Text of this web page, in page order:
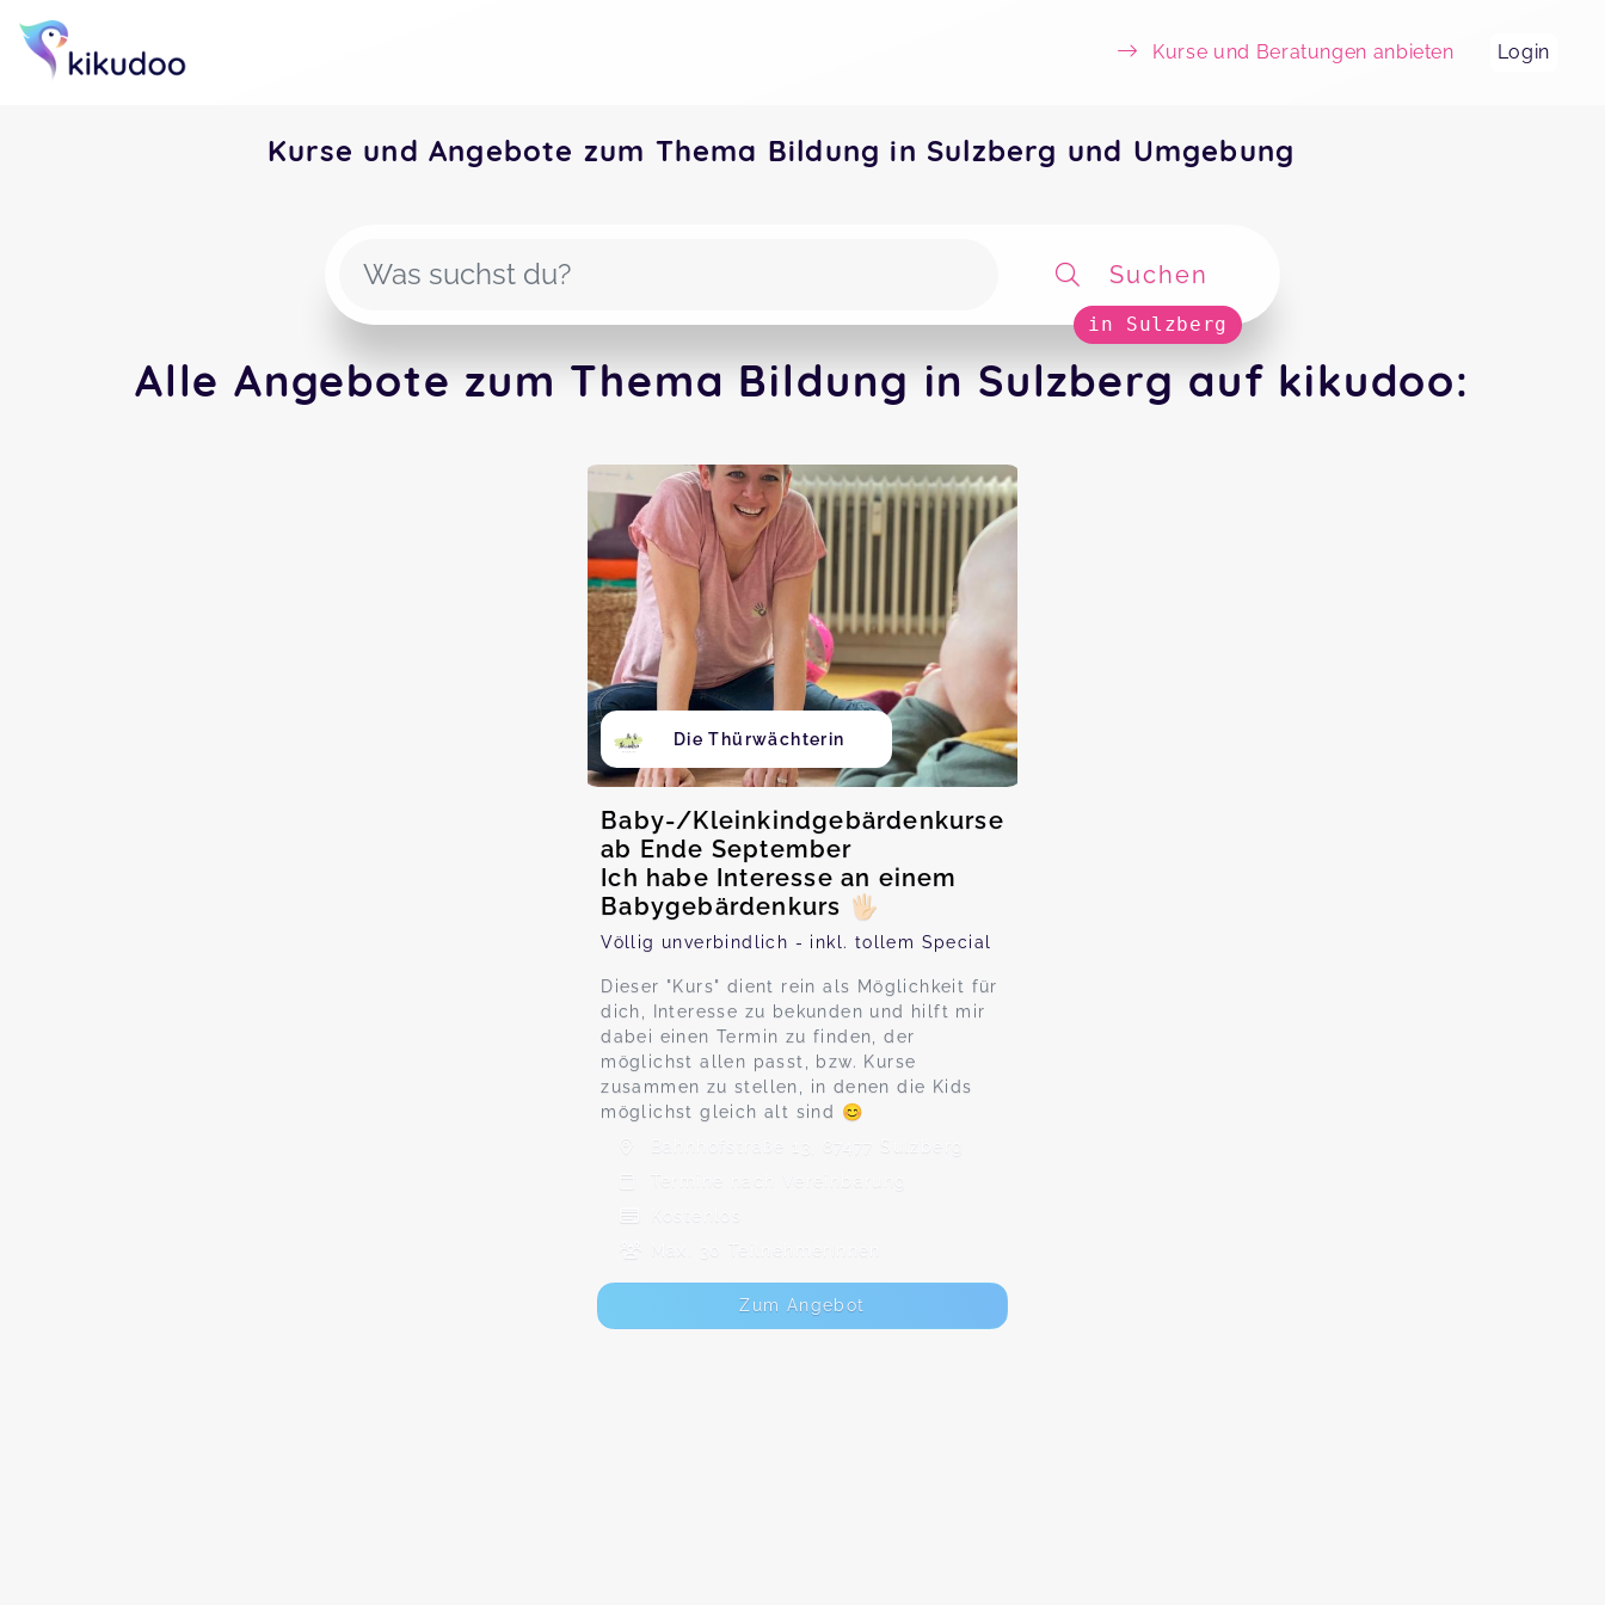
Kurse und Beratungen anbieten Login
Kurse und Angebote zum Thema Bildung in Sulzberg und Umgebung
Suchen
in Sulzberg
Alle Angebote zum Thema Bildung in Sulzberg auf kikudoo:
Die Thürwächterin
Baby-/Kleinkindgebärdenkurse
ab Ende September
Ich habe Interesse an einem
Babygebärdenkurs 🖐🏻
Völlig unverbindlich - inkl. tollem Special
Dieser "Kurs" dient rein als Möglichkeit für
dich, Interesse zu bekunden und hilft mir
dabei einen Termin zu finden, der
möglichst allen passt, bzw. Kurse
zusammen zu stellen, in denen die Kids
möglichst gleich alt sind 😊
Bahnhofstraße 13, 87477 Sulzberg
Termine nach Vereinbarung
Max. 30 TeilnehmerInnen
Zum Angebot